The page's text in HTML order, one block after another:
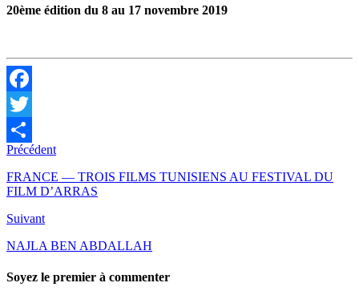
20ème édition du 8 au 17 novembre 2019
Facebook
Twitter
Partager
Précédent
FRANCE — TROIS FILMS TUNISIENS AU FESTIVAL DU
FILM D’ARRAS
Suivant
NAJLA BEN ABDALLAH
Soyez le premier à commenter